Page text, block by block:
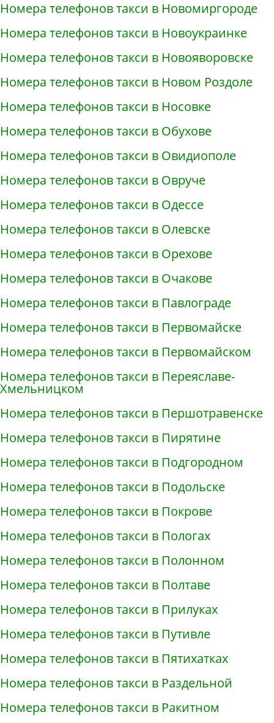
Номера телефонов такси в Новомиргороде
Номера телефонов такси в Новоукраинке
Номера телефонов такси в Новояворовске
Номера телефонов такси в Новом Роздоле
Номера телефонов такси в Носовке
Номера телефонов такси в Обухове
Номера телефонов такси в Овидиополе
Номера телефонов такси в Овруче
Номера телефонов такси в Одессе
Номера телефонов такси в Олевске
Номера телефонов такси в Орехове
Номера телефонов такси в Очакове
Номера телефонов такси в Павлограде
Номера телефонов такси в Первомайске
Номера телефонов такси в Первомайском
Номера телефонов такси в Переяславе-
Хмельницком
Номера телефонов такси в Першотравенске
Номера телефонов такси в Пирятине
Номера телефонов такси в Подгородном
Номера телефонов такси в Подольске
Номера телефонов такси в Покрове
Номера телефонов такси в Пологах
Номера телефонов такси в Полонном
Номера телефонов такси в Полтаве
Номера телефонов такси в Прилуках
Номера телефонов такси в Путивле
Номера телефонов такси в Пятихатках
Номера телефонов такси в Раздельной
Номера телефонов такси в Ракитном